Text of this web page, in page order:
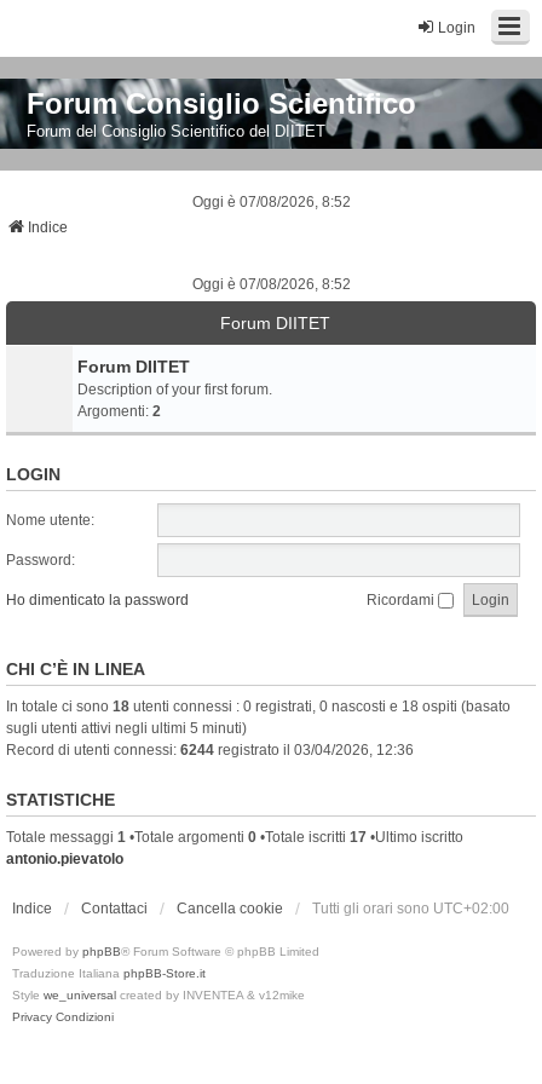
Login
Forum Consiglio Scientifico
Forum del Consiglio Scientifico del DIITET
Oggi è 07/08/2026, 8:52
Indice
Oggi è 07/08/2026, 8:52
Forum DIITET
Forum DIITET
Description of your first forum.
Argomenti: 2
LOGIN
Nome utente:
Password:
Ho dimenticato la password Ricordami
CHI C’È IN LINEA
In totale ci sono 18 utenti connessi : 0 registrati, 0 nascosti e 18 ospiti (basato
sugli utenti attivi negli ultimi 5 minuti)
Record di utenti connessi: 6244 registrato il 03/04/2026, 12:36
STATISTICHE
Totale messaggi 1 •Totale argomenti 0 •Totale iscritti 17 •Ultimo iscritto
antonio.pievatolo
Indice Contattaci Cancella cookie Tutti gli orari sono UTC+02:00
Powered by phpBB® Forum Software © phpBB Limited
Traduzione Italiana phpBB-Store.it
Style we_universal created by INVENTEA & v12mike
Privacy Condizioni